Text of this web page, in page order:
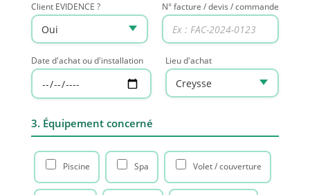
Client EVIDENCE ? N° facture / devis / commande
Date d'achat ou d'installation Lieu d'achat
3. Équipement concerné
Piscine Spa Volet / couverture